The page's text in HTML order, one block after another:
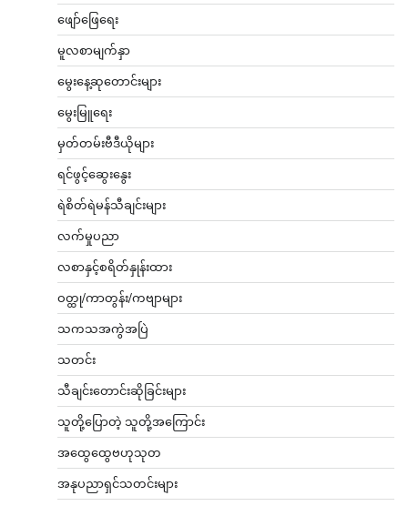
ဖျော်ဖြေရေး
မူလစာမျက်နှာ
မွေးနေ့ဆုတောင်းများ
မွေးမြူရေး
မှတ်တမ်းဗီဒီယိုများ
ရင်ဖွင့်ဆွေးနွေး
ရဲစိတ်ရဲမန်သီချင်းများ
လက်မှုပညာ
လစာနှင့်စရိတ်နှုန်းထား
ဝတ္ထု/ကာတွန်း/ကဗျာများ
သကသအကွဲအပြဲ
သတင်း
သီချင်းတောင်းဆိုခြင်းများ
သူတို့ပြောတဲ့ သူတို့အကြောင်း
အထွေထွေဗဟုသုတ
အနုပညာရှင်သတင်းများ